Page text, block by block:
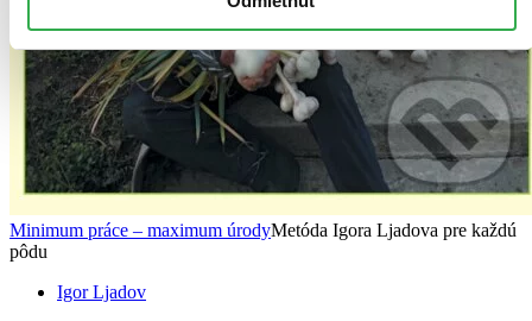
Minimum práce – maximum úrodyMetóda Igora Ljadova pre každú
pôdu
Igor Ljadov